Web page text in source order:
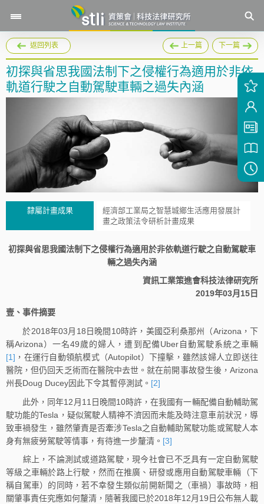
返回列表 上一篇 下一篇
初探與省思我國法制下之侵權行為適用於非依
軌道行駛之自動駕駛車輛之過失內涵
隸屬計畫成果
經濟部工業局之智慧城鄉生活應用發展計
畫之政策法令研析計畫成果
初探與省思我國法制下之侵權行為適用於非依軌道行駛之自動駕駛車
輛之過失內涵
資訊工業策進會科技法律研究所
2019年03月15日
壹、事件摘要
於2018年03月18日晚間10時許，美國亞利桑那州（Arizona，下
稱Arizona）一名49歲的婦人，遭到配備Uber自動駕駛系統之車輛
[1] ，在運行自動領航模式（Autopilot）下撞擊，雖然該婦人立即送往
醫院，但仍回天乏術而在醫院中去世。就在前開事故發生後，Arizona
州長Doug Ducey因此下令其暫停測試。 [2]
此外，同年12月11日晚間10時許，在我國有一輛配備自動輔助駕
駛功能的Tesla，疑似駕駛人精神不濟因而未能及時注意車前狀況，導
致車禍發生，雖然肇責是否牽涉Tesla之自動輔助駕駛功能或駕駛人本
身有無疲勞駕駛等情事，有待進一步釐清。 [3]
綜上，不論測試或道路駕駛，現今社會已不乏具有一定自動駕駛
等級之車輛於路上行駛，然而在推廣、研發或應用自動駕駛車輛（下
稱自駕車）的同時，若不幸發生類似前開新聞之（車禍）事故時，相
關肇事責任究應如何釐清，隨著我國已於2018年12月19日公布無人載